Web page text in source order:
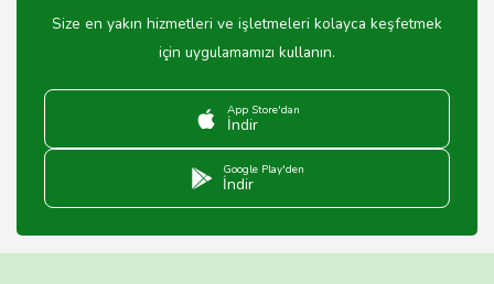
Size en yakın hizmetleri ve işletmeleri kolayca keşfetmek
için uygulamamızı kullanın.
App Store'dan
İndir
Google Play'den
İndir